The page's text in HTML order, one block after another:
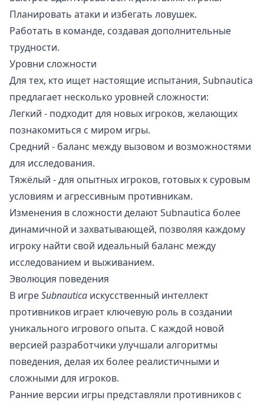
Планировать атаки и избегать ловушек.
Работать в команде, создавая дополнительные
трудности.
Уровни сложности
Для тех, кто ищет настоящие испытания, Subnautica
предлагает несколько уровней сложности:
Легкий - подходит для новых игроков, желающих
познакомиться с миром игры.
Средний - баланс между вызовом и возможностями
для исследования.
Тяжёлый - для опытных игроков, готовых к суровым
условиям и агрессивным противникам.
Изменения в сложности делают Subnautica более
динамичной и захватывающей, позволяя каждому
игроку найти свой идеальный баланс между
исследованием и выживанием.
Эволюция поведения
В игреSubnautica искусственный интеллект
противников играет ключевую роль в создании
уникального игрового опыта. С каждой новой
версией разработчики улучшали алгоритмы
поведения, делая их более реалистичными и
сложными для игроков.
Ранние версии игры представляли противников с